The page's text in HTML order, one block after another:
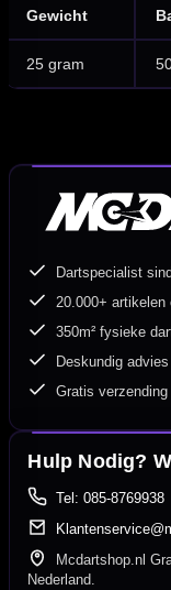
Gewicht
25 gram
Dartspecialist
20.000+ artikelen
350m² fysieke
Deskundig
Gratis
Hulp Nodig?
Tel: 085-8769938
Mcdartshop.nl
Nederland.